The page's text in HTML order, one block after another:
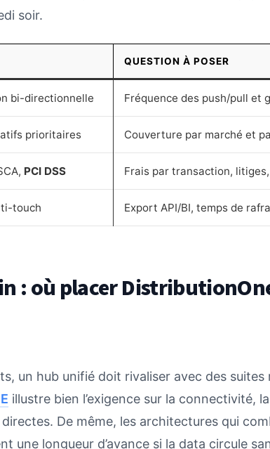
soir.
QUESTION À POSER
bi-directionnelle Fréquence des push/pull et
prioritaires Couverture par marché et
PCI DSS Frais par transaction,
touch Export API/BI, temps de
: où placer
un hub unifié doit rivaliser avec des suites
illustre bien l’exigence sur la connectivité,
De même, les architectures qui
une longueur d’avance si la data circule